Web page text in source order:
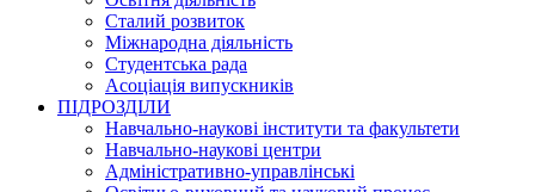
Сталий розвиток
Міжнародна діяльність
Студентська рада
Асоціація випускників
ПІДРОЗДІЛИ
Навчально-наукові інститути та факультети
Навчально-наукові центри
Адміністративно-управлінські